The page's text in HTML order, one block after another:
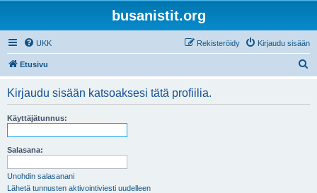
busanistit.org
UKK Kirjaudu sisään
Rekisteröidy
Etusivu
Kirjaudu sisään katsoaksesi tätä profiilia.
Käyttäjätunnus:
Salasana:
Unohdin salasanani
Lähetä tunnusten aktivointiviesti uudelleen